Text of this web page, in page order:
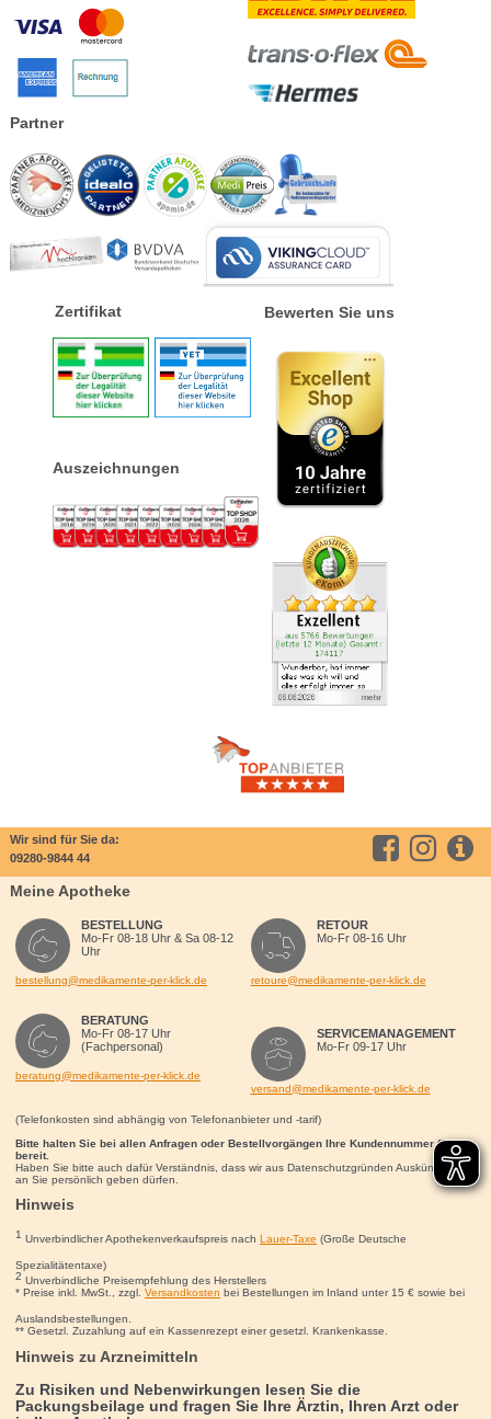
Partner
Zertifikat
Auszeichnungen
Bewerten Sie uns
Wir sind für Sie da:
09280-9844 44
Meine Apotheke
BESTELLUNG
Mo-Fr 08-18 Uhr & Sa 08-12
Uhr
bestellung@medikamente-per-klick.de
BERATUNG
Mo-Fr 08-17 Uhr
(Fachpersonal)
beratung@medikamente-per-klick.de
RETOUR
Mo-Fr 08-16 Uhr
retoure@medikamente-per-klick.de
SERVICEMANAGEMENT
Mo-Fr 09-17 Uhr
versand@medikamente-per-klick.de
(Telefonkosten sind abhängig von Telefonanbieter und -tarif)
Bitte halten Sie bei allen Anfragen oder Bestellvorgängen Ihre Kundennummer für uns
bereit.
Haben Sie bitte auch dafür Verständnis, dass wir aus Datenschutzgründen Auskünfte nur
an Sie persönlich geben dürfen.
Hinweis
1 Unverbindlicher Apothekenverkaufspreis nach Lauer-Taxe (Große Deutsche
Spezialitätentaxe)
2 Unverbindliche Preisempfehlung des Herstellers
* Preise inkl. MwSt., zzgl. Versandkosten bei Bestellungen im Inland unter 15 €sowie bei
Auslandsbestellungen.
** Gesetzl. Zuzahlung auf ein Kassenrezept einer gesetzl. Krankenkasse.
Hinweis zu Arzneimitteln
Zu Risiken und Nebenwirkungen lesen Sie die
Packungsbeilage und fragen Sie Ihre Ärztin, Ihren Arzt oder